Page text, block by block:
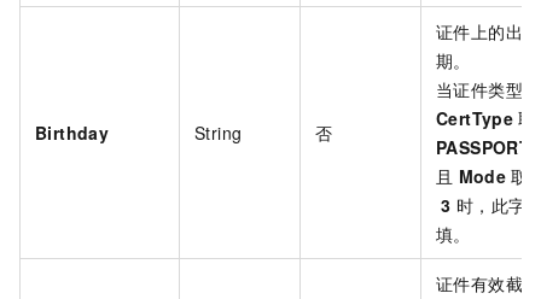
Birthday String 否
证件上的出
期。
当证件类型
CertType 取
PASSPORT
且 Mode 取
3 时，此字
填。
证件有效截